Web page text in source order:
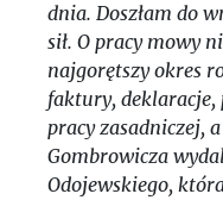
dnia. Doszłam do
sił. O pracy mowy
najgorętszy okres
faktury,
pracy zasadniczej,
Gombrowicza
Odojewskiego,